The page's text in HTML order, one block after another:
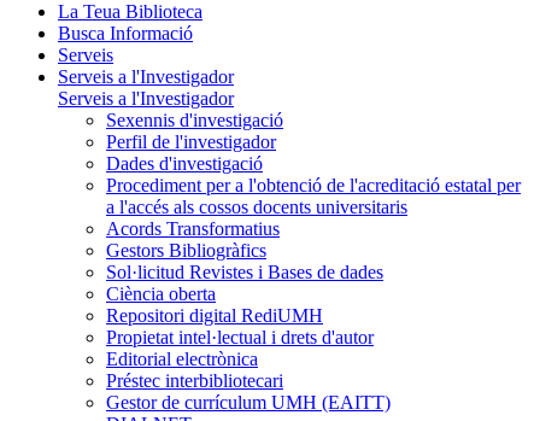
La Teua Biblioteca
Busca Informació
Serveis
Serveis a l'Investigador
Serveis a l'Investigador
Sexennis d'investigació
Perfil de l'investigador
Dades d'investigació
Procediment per a l'obtenció de l'acreditació estatal per
a l'accés als cossos docents universitaris
Acords Transformatius
Gestors Bibliogràfics
Sol·licitud Revistes i Bases de dades
Ciència oberta
Repositori digital RediUMH
Propietat intel·lectual i drets d'autor
Editorial electrònica
Préstec interbibliotecari
Gestor de currículum UMH (EAITT)